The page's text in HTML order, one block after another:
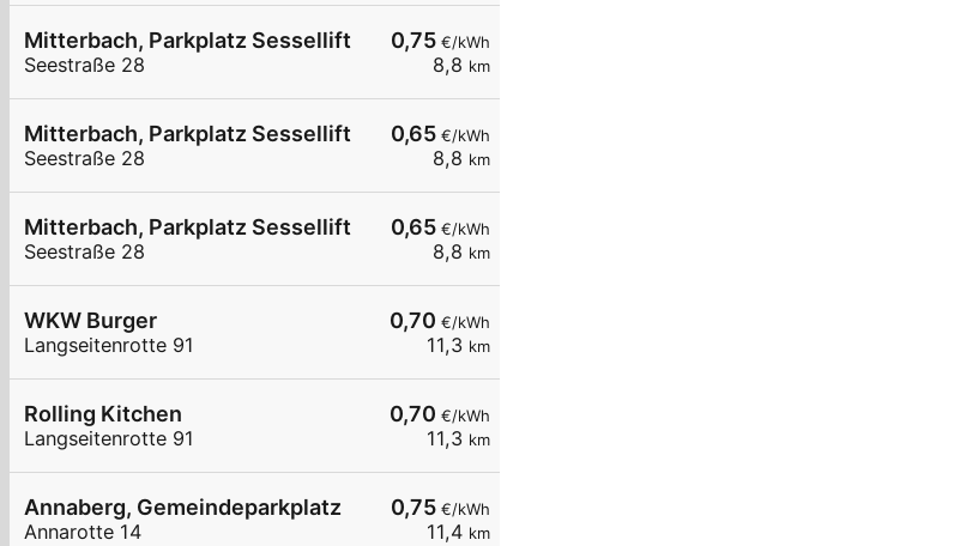
0,75€/kWh
8,8 km
Mitterbach, Parkplatz Sessellift
Seestraße 28
0,65€/kWh
8,8 km
Mitterbach, Parkplatz Sessellift
Seestraße 28
0,65€/kWh
8,8 km
Mitterbach, Parkplatz Sessellift
Seestraße 28
0,70 €/kWh
11,3 km
WKW Burger
Langseitenrotte 91
0,70 €/kWh
11,3 km
Rolling Kitchen
Langseitenrotte 91
0,75€/kWh
11,4 km
Annaberg, Gemeindeparkplatz
Annarotte 14